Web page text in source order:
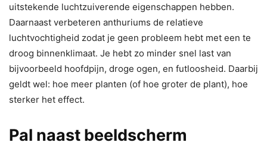
uitstekende luchtzuiverende eigenschappen hebben.
Daarnaast verbeteren anthuriums de relatieve
luchtvochtigheid zodat je geen probleem hebt met een te
droog binnenklimaat. Je hebt zo minder snel last van
bijvoorbeeld hoofdpijn, droge ogen, en futloosheid. Daarbij
geldt wel: hoe meer planten (of hoe groter de plant), hoe
sterker het effect.
Pal naast beeldscherm